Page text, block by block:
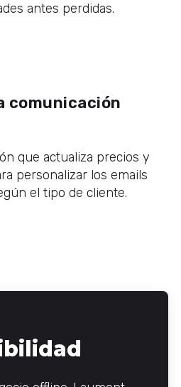
antes perdidas.
comunicación
que actualiza precios y
personalizar los emails
el tipo de cliente.